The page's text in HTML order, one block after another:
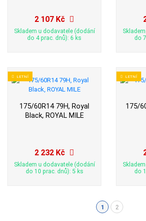
2 107 Kč
Skladem u dodavatele (dodání
do 4 prac. dnů): 6 ks
do
LETNÍ
175/60R14 79H, Royal
Black, ROYAL MILE
2 232 Kč
Skladem u dodavatele (dodání
do 10 prac. dnů): 5 ks
LETNÍ
175/
do
1(aktuální)
2